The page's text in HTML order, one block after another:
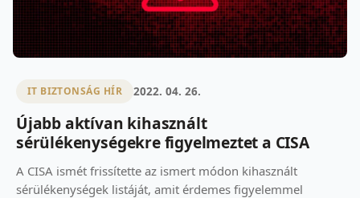
IT BIZTONSÁG HÍR 2022. 04. 26.
Újabb aktívan kihasznált
sérülékenységekre figyelmeztet a CISA
A CISA ismét frissítette az ismert módon kihasznált
sérülékenységek listáját, amit érdemes figyelemmel